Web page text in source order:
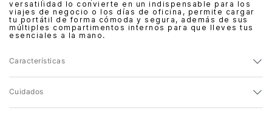
versatilidad lo convierte en un indispensable para los
viajes de negocio o los días de oficina, permite cargar
tu portátil de forma cómoda y segura, además de sus
múltiples compartimentos internos para que lleves tus
esenciales a la mano.
Características
Cuidados